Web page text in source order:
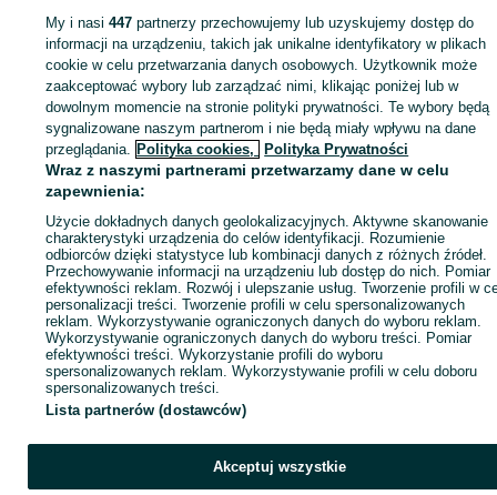
KATEGORIA
ID:742320713 Wyświetlenia:
Zadzwoń / SMS
My i nasi447 partnerzy przechowujemy lub uzyskujemy dostęp do
informacji na urządzeniu, takich jak unikalne identyfikatory w plikach
cookie w celu przetwarzania danych osobowych. Użytkownik może
zaakceptować wybory lub zarządzać nimi, klikając poniżej lub w
dowolnym momencie na stronie polityki prywatności. Te wybory będą
sygnalizowane naszym partnerom i nie będą miały wpływu na dane
przeglądania. Polityka cookies, Polityka Prywatności
Wraz z naszymi partnerami przetwarzamy dane w celu
zapewnienia:
Użycie dokładnych danych geolokalizacyjnych. Aktywne skanowanie
charakterystyki urządzenia do celów identyfikacji. Rozumienie
odbiorców dzięki statystyce lub kombinacji danych z różnych źródeł.
Przechowywanie informacji na urządzeniu lub dostęp do nich. Pomiar
efektywności reklam. Rozwój i ulepszanie usług. Tworzenie profili w
personalizacji treści. Tworzenie profili w celu spersonalizowanych
reklam. Wykorzystywanie ograniczonych danych do wyboru reklam.
Wykorzystywanie ograniczonych danych do wyboru treści. Pomiar
efektywności treści. Wykorzystanie profili do wyboru
spersonalizowanych reklam. Wykorzystywanie profili w celu doboru
spersonalizowanych treści.
Lista partnerów (dostawców)
Akceptuj wszystkie